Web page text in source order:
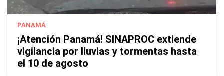
PANAMÁ
¡Atención Panamá! SINAPROC extiende
vigilancia por lluvias y tormentas hasta
el 10 de agosto